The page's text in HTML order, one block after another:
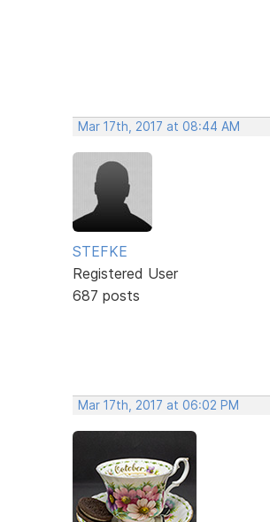
Mar 17th, 2017 at 08:44 AM
STEFKE
Registered User
687 posts
Mar 17th, 2017 at 06:02 PM